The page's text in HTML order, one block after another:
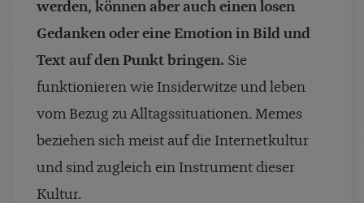
werden, können aber auch einen losen
Gedanken oder eine Emotion in Bild und
Text auf den Punkt bringen. Sie
funktionieren wie Insiderwitze und leben
vom Bezug zu Alltagssituationen. Memes
beziehen sich meist auf die Internetkultur
und sind zugleich ein Instrument dieser
Kultur.